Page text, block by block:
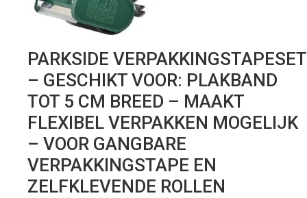
PARKSIDE VERPAKKINGSTAPESET
– GESCHIKT VOOR: PLAKBAND
TOT 5 CM BREED – MAAKT
FLEXIBEL VERPAKKEN MOGELIJK
– VOOR GANGBARE
VERPAKKINGSTAPE EN
ZELFKLEVENDE ROLLEN